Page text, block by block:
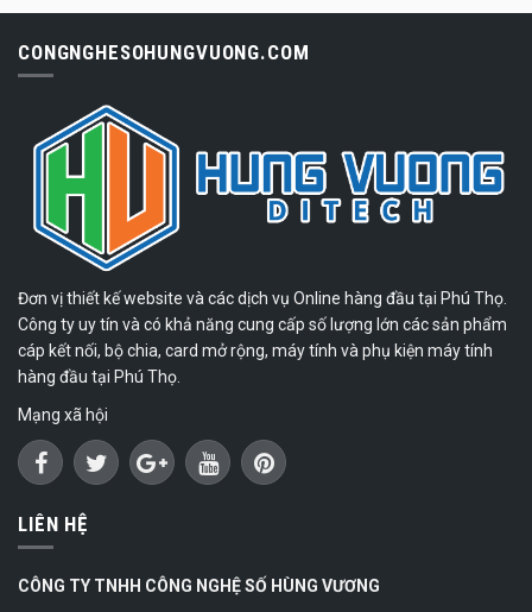
CONGNGHESOHUNGVUONG.COM
Đơn vị thiết kế website và các dịch vụ Online hàng đầu tại Phú Thọ.
Công ty uy tín và có khả năng cung cấp số lượng lớn các sản phẩm
cáp kết nối, bộ chia, card mở rộng, máy tính và phụ kiện máy tính
hàng đầu tại Phú Thọ.
Mạng xã hội
LIÊN HỆ
CÔNG TY TNHH CÔNG NGHỆ SỐ HÙNG VƯƠNG